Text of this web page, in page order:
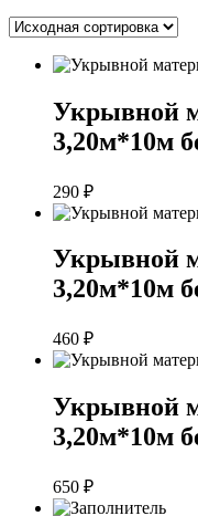
Укрывной
3,20м*10м
290 ₽
Укрывной
3,20м*10м
460 ₽
Укрывной
3,20м*10м
650 ₽